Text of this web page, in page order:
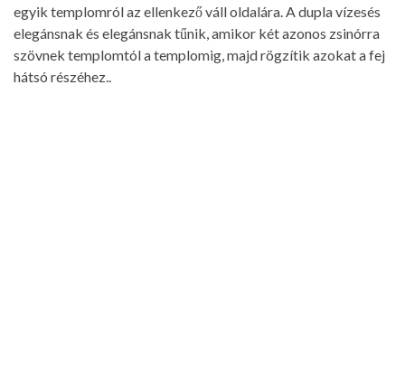
egyik templomról az ellenkező váll oldalára. A dupla vízesés
elegánsnak és elegánsnak tűnik, amikor két azonos zsinórra
szövnek templomtól a templomig, majd rögzítik azokat a fej
hátsó részéhez..